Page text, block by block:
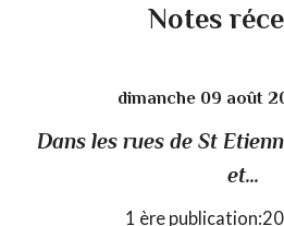
Notes
dimanche 09 août
Dans les rues de St
et...
1 ère